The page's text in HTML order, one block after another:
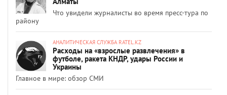
Что увидели журналисты во время пресс-тура по
району
АНАЛИТИЧЕСКАЯ СЛУЖБА RATEL.KZ
Расходы на «взрослые развлечения» в
футболе, ракета КНДР, удары России и
Украины
Главное в мире: обзор СМИ